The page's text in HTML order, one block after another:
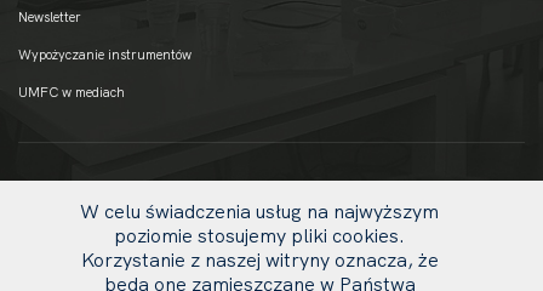
Newsletter
Wypożyczanie instrumentów
UMFC w mediach
W celu świadczenia usług na najwyższym
poziomie stosujemy pliki cookies.
Korzystanie z naszej witryny oznacza, że
będą one zamieszczane w Państwa